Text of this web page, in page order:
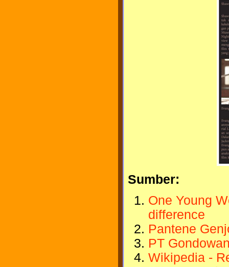
Sumber:
One Young
difference
Pantene
PT
Wikipedia -